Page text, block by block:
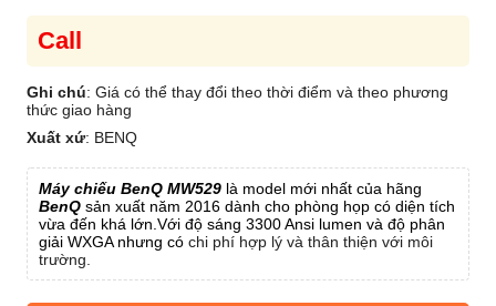
Call
Ghi chú: Giá có thể thay đổi theo thời điểm và theo phương
thức giao hàng
Xuất xứ: BENQ
Máy chiếu BenQ MW529 là model mới nhất của hãng
BenQ sản xuất năm 2016 dành cho phòng họp có diện tích
vừa đến khá lớn.Với độ sáng 3300 Ansi lumen và độ phân
giải WXGA nhưng có chi phí hợp lý và thân thiện với môi
trường.